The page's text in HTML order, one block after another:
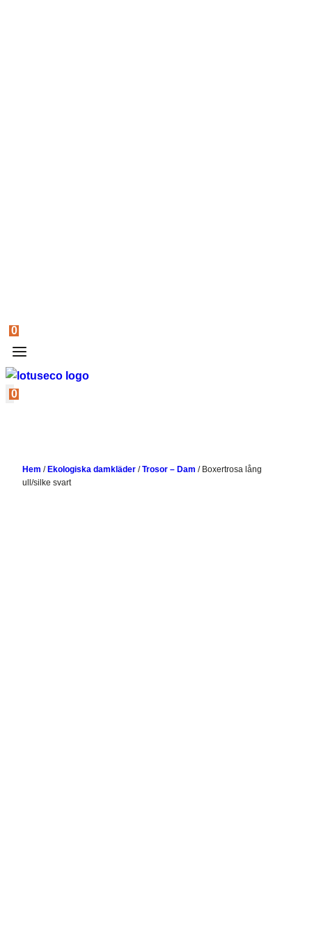
0
0
Hem / Ekologiska damkläder /Trosor – Dam / Boxertrosa lång
ull/silke svart